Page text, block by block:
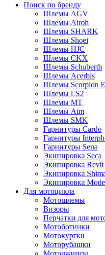
Поиск по бренду
Шлемы AGV
Шлемы Airoh
Шлемы SHARK
Шлемы Shoei
Шлемы HJC
Шлемы CKX
Шлемы Schuberth
Шлемы Acerbis
Шлемы Scorpion
Шлемы LS2
Шлемы MT
Шлемы Aim
Шлемы SMK
Гарнитуры Cardo
Гарнитуры
Гарнитуры Sena
Экипировка Seca
Экипировка Revit
Экипировка
Экипировка
Для мотоцикла
Мотошлемы
Визоры
Перчатки для
Мотоботинки
Мотокуртки
Моторубашки